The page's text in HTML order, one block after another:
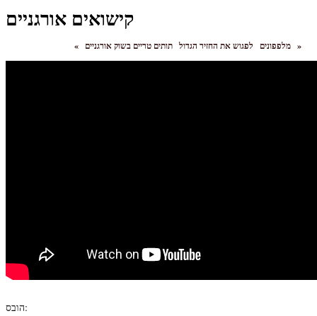
קישואים אורגניים
« מלפפונים לפגוש את החזיר הגדול תותים טריים בשוק אורגניים»
הובס: